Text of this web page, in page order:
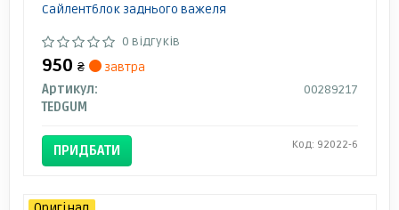
Сайлентблок заднього важеля
0 відгуків
950 ₴
завтра
Артикул:
00289217
TEDGUM
ПРИДБАТИ Код: 92022-6